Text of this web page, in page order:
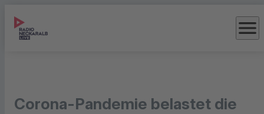
menu
Corona-Pandemie belastet die